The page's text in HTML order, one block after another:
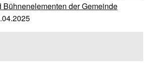
Bühnenelementen der Gemeinde